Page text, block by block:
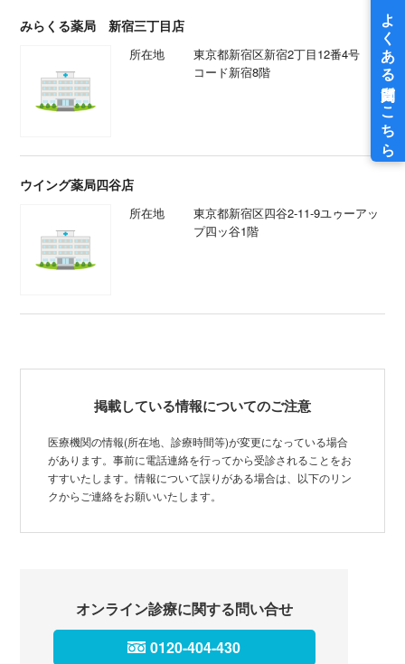
みらくる薬局 新宿三丁目店
所在地
東京都新宿区新宿2丁目12番4号 ア
コード新宿8階
ウイング薬局四谷店
所在地
東京都新宿区四谷2-11-9ユゥーアッ
プ四ッ谷1階
掲載している情報についてのご注意
医療機関の情報(所在地、診療時間等)が変更になっている場合
があります。事前に電話連絡を行ってから受診されることをお
すすいたします。情報について誤りがある場合は、以下のリン
クからご連絡をお願いいたします。
オンライン診療に関する問い合せ
0120-404-430